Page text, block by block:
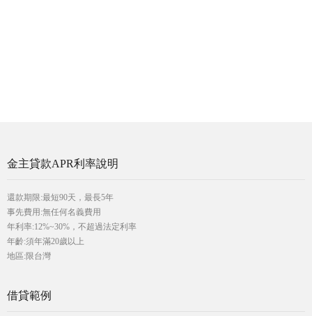
金主貸款APR利率說明
還款期限:最短90天，最長5年
事先費用:無任何名義費用
年利率:12%~30%，不超過法定利率
年齡:須年滿20歲以上
地區:限台灣
借貸範例